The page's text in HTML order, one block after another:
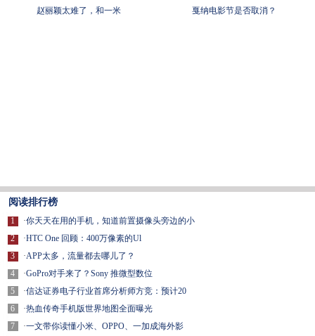
赵丽颖太难了，和一米
戛纳电影节是否取消？
阅读排行榜
1
2
3
4
5
6
7
·你天天在用的手机，知道前置摄像头旁边的小
·HTC One 回顾：400万像素的Ul
·APP太多，流量都去哪儿了？
·GoPro对手来了？Sony 推微型数位
·信达证券电子行业首席分析师方竞：预计20
·热血传奇手机版世界地图全面曝光
·一文带你读懂小米、OPPO、一加成海外影